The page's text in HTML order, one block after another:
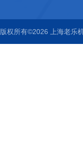
版权所有©2026 上海老乐